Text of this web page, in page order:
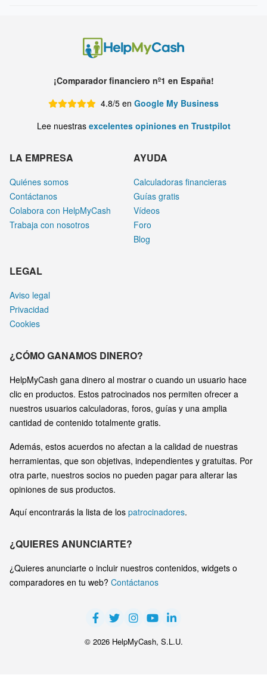
¡Comparador financiero nº1 en España!
4.8/5 en Google My Business
Lee nuestras excelentes opiniones en Trustpilot
LA EMPRESA
Quiénes somos
Contáctanos
Colabora con HelpMyCash
Trabaja con nosotros
AYUDA
Calculadoras financieras
Guías gratis
Vídeos
Foro
Blog
LEGAL
Aviso legal
Privacidad
Cookies
¿CÓMO GANAMOS DINERO?
HelpMyCash gana dinero al mostrar o cuando un usuario hace
clic en productos. Estos patrocinados nos permiten ofrecer a
nuestros usuarios calculadoras, foros, guías y una amplia
cantidad de contenido totalmente gratis.
Además, estos acuerdos no afectan a la calidad de nuestras
herramientas, que son objetivas, independientes y gratuitas. Por
otra parte, nuestros socios no pueden pagar para alterar las
opiniones de sus productos.
Aquí encontrarás la lista de los patrocinadores.
¿QUIERES ANUNCIARTE?
¿Quieres anunciarte o incluir nuestros contenidos, widgets o
comparadores en tu web? Contáctanos
© 2026 HelpMyCash, S.L.U.